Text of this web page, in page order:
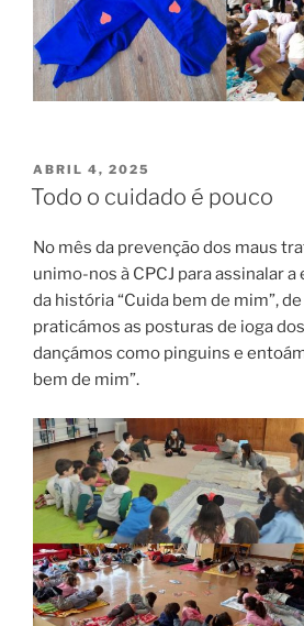
PUBLICADO
EM
ABRIL 4, 2025
Todo o cuidado é pouco
No mês da prevenção dos maus
unimo-nos à CPCJ para assinalar
da história “Cuida bem de mim”,
praticámos as posturas de ioga
dançámos como pinguins e
bem de mim”.